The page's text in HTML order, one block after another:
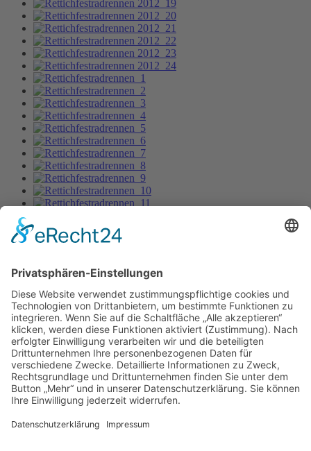
Rettichfestradrennen 2012_10
Bild-Informationen
Aktuelle Seite:
Bildergalerie